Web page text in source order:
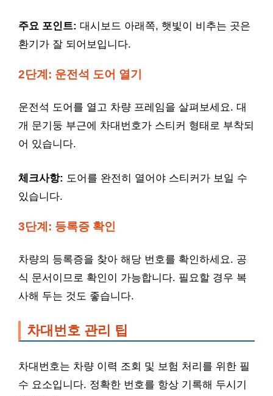
주요 포인트: 대시보드 아래쪽, 햇빛이 비추는 곳은
환기가 잘 되어보입니다.
2단계: 운전석 도어 열기
운전석 도어를 열고 차량 프레임을 살펴보세요. 대
개 문기둥 부근에 차대번호가 스티커 형태로 부착되
어 있습니다.
체크사항: 도어를 완전히 열어야 스티커가 보일 수
있습니다.
3단계: 등록증 확인
차량의 등록증을 찾아 해당 번호를 확인하세요. 공
식 문서이므로 확인이 가능합니다. 필요할 경우 복
사해 두는 것도 좋습니다.
차대번호 관리 팁
차대번호는 차량 이력 조회 및 보험 처리를 위한 필
수 요소입니다. 정확한 번호를 항상 기록해 두시기